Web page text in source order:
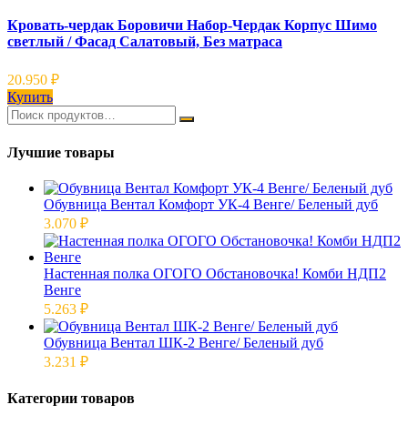
Кровать-чердак Боровичи Набор-Чердак Корпус Шимо
светлый / Фасад Салатовый, Без матраса
20.950 ₽
Купить
Лучшие товары
Обувница Вентал Комфорт УК-4 Венге/ Беленый дуб
3.070 ₽
Настенная полка ОГОГО Обстановочка! Комби НДП2
Венге
5.263 ₽
Обувница Вентал ШК-2 Венге/ Беленый дуб
3.231 ₽
Категории товаров